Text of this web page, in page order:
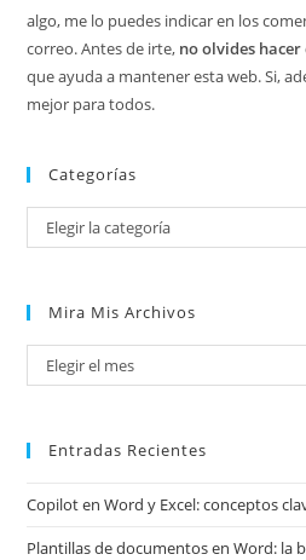
algo, me lo puedes indicar en los
correo. Antes de irte, no olvides
que ayuda a mantener esta web. Si,
mejor para todos.
Categorías
Categorías
Elegir la categoría
Mira Mis Archivos
Mira
mis
Elegir el mes
Entradas Recientes
Copilot en Word y Excel: conceptos
Plantillas de documentos en Word: la